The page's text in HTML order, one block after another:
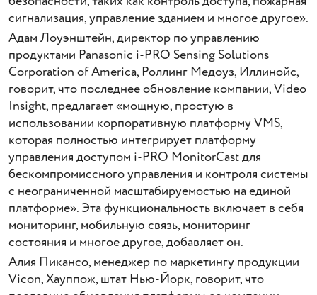
сигнализация, управление зданием и многое другое».
Адам Лоуэнштейн, директор по управлению
продуктами Panasonic i-PRO Sensing Solutions
Corporation of America, Роллинг Медоуз, Иллинойс,
говорит, что последнее обновление компании, Video
Insight, предлагает «мощную, простую в
использовании корпоративную платформу VMS,
которая полностью интегрирует платформу
управления доступом i-PRO MonitorCast для
бескомпромиссного управления и контроля системы
с неограниченной масштабируемостью на единой
платформе». Эта функциональность включает в себя
мониторинг, мобильную связь, мониторинг
состояния и многое другое, добавляет он.
Алия Пикансо, менеджер по маркетингу продукции
Vicon, Хауппож, штат Нью-Йорк, говорит, что